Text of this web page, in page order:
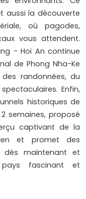
aussi la découverte
où pagodes,
vous attendent.
- Hoi An continue
de Phong Nha-Ke
des randonnées, du
Enfin,
historiques de
semaines, proposé
captivant de la
et promet des
dès maintenant et
fascinant et